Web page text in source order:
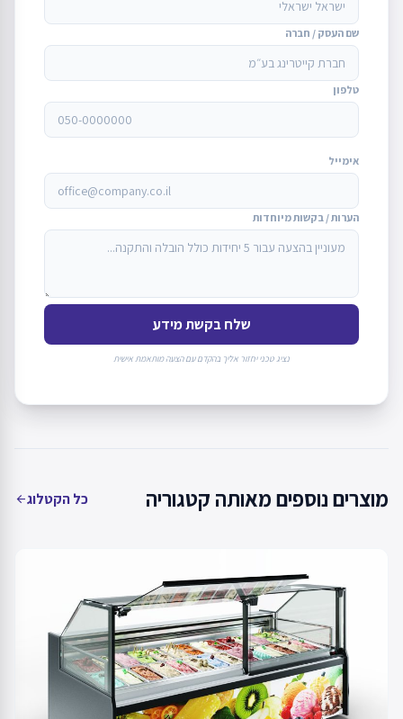
שם העסק / חברה
טלפון
אימייל
הערות / בקשות מיוחדות
שלח בקשת מידע
נציג טכני יחזור אליך בהקדם עם הצעה מותאמת אישית
מוצרים נוספים מאותה קטגוריה כל הקטלוגarrow_back